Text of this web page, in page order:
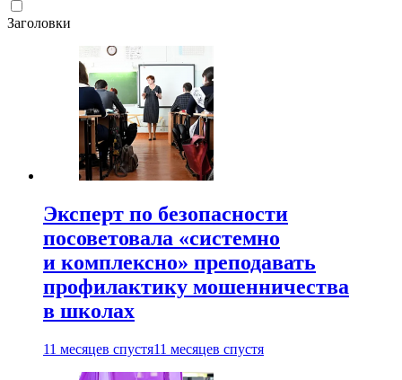
Заголовки
Эксперт по безопасности
посоветовала «системно
и комплексно» преподавать
профилактику мошенничества
в школах
11 месяцев спустя11 месяцев спустя